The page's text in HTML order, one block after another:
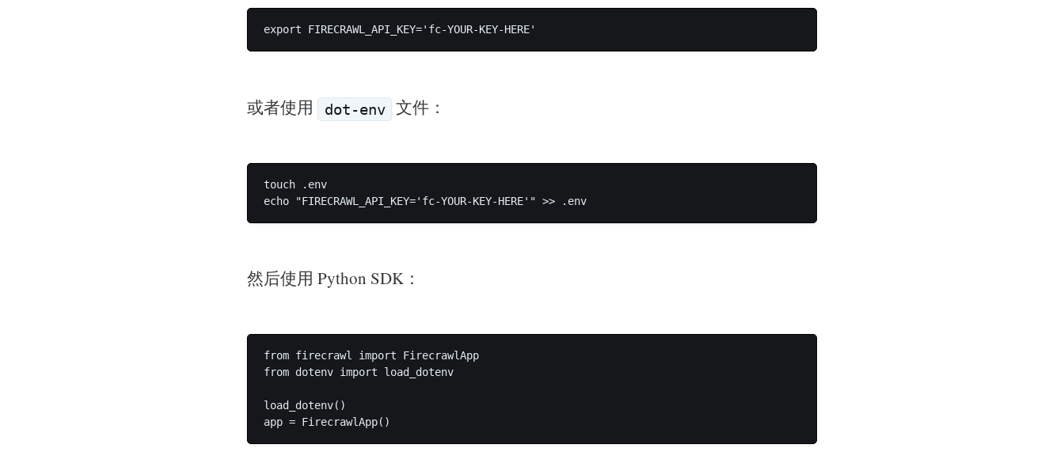
export FIRECRAWL_API_KEY='fc-YOUR-KEY-HERE'
或者使用 dot-env 文件：
touch .env
echo "FIRECRAWL_API_KEY='fc-YOUR-KEY-HERE'" >> .env
然后使用 Python SDK：
from firecrawl import FirecrawlApp
from dotenv import load_dotenv
load_dotenv()
app = FirecrawlApp()